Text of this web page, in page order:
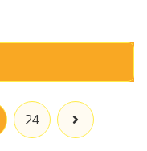
24
次